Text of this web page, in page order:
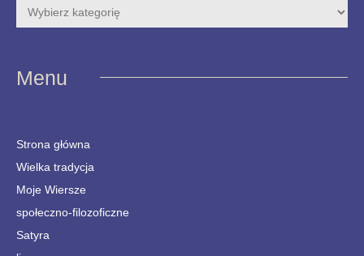
Menu
Strona główna
Wielka tradycja
Moje Wiersze
społeczno-filozoficzne
Satyra